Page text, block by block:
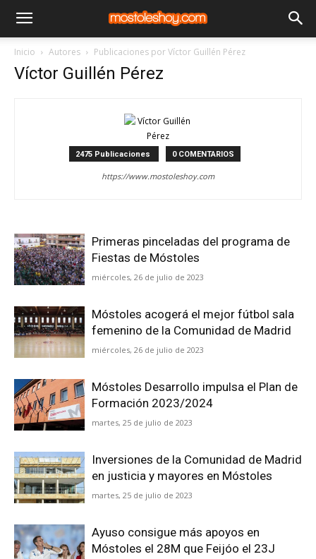
Inicio Autores Publicaciones por Víctor Guillén Pérez
Víctor Guillén Pérez
2475 Publicaciones 0 COMENTARIOS
https://www.mostoleshoy.com
Primeras pinceladas del programa de
Fiestas de Móstoles
miércoles, 26 de julio de 2023
Móstoles acogerá el mejor fútbol sala
femenino de la Comunidad de Madrid
miércoles, 26 de julio de 2023
Móstoles Desarrollo impulsa el Plan de
Formación 2023/2024
martes, 25 de julio de 2023
Inversiones de la Comunidad de Madrid
en justicia y mayores en Móstoles
martes, 25 de julio de 2023
Ayuso consigue más apoyos en
Móstoles el 28M que Feijóo el 23J